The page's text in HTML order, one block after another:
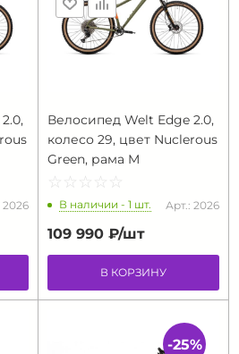
2026
Велосипед Welt Edge 2.0,
колесо 29, цвет Nuclerous
Green, рама M
☆ ☆ ☆ ☆ ☆
★ ★ ★ ★ ★
В наличии - 1 шт. Арт.: 2026
109 990 ₽/шт
В КОРЗИНУ
-25%